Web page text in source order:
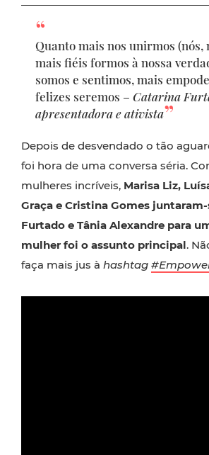
Quanto mais nos unirmos (nós,
mais fiéis formos à nossa
somos e sentimos, mais
felizes seremos – Catarina
apresentadora e ativista
Depois de desvendado o tão
foi hora de uma conversa séria.
mulheres incríveis, Marisa Liz,
Graça e Cristina Gomes
Furtado e Tânia Alexandre para
mulher foi o assunto principal.
faça mais jus à hashtag